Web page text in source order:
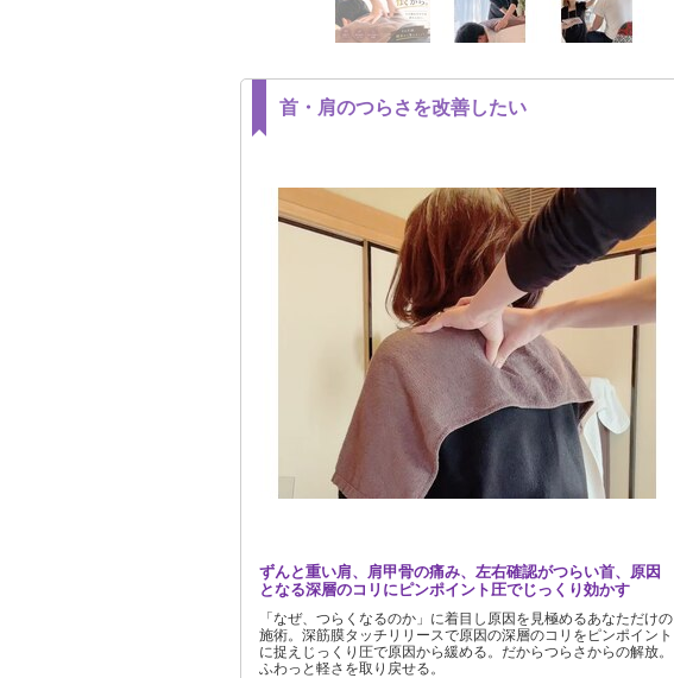
首・肩のつらさを改善したい
ずんと重い肩、肩甲骨の痛み、左右確認がつらい首、原因
となる深層のコリにピンポイント圧でじっくり効かす
「なぜ、つらくなるのか」に着目し原因を見極めるあなただけの
施術。深筋膜タッチリリースで原因の深層のコリをピンポイント
に捉えじっくり圧で原因から緩める。だからつらさからの解放。
ふわっと軽さを取り戻せる。